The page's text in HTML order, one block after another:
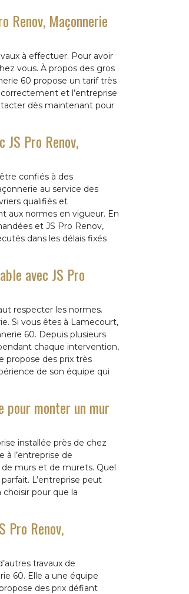
Renov, Maçonnerie
à effectuer. Pour avoir
vous. À propos des gros
60 propose un tarif très
et l’entreprise
dès maintenant pour
Pro Renov,
confiés à des
au service des
qualifiés et
aux normes en vigueur. En
et JS Pro Renov,
dans les délais fixés
avec JS Pro
respecter les normes.
Si vous êtes à Lamecourt,
60. Depuis plusieurs
chaque intervention,
propose des prix très
de son équipe qui
pour monter un mur
installée près de chez
à l’entreprise de
murs et de murets. Quel
L’entreprise peut
pour que la
Pro Renov,
travaux de
60. Elle a une équipe
des prix défiant